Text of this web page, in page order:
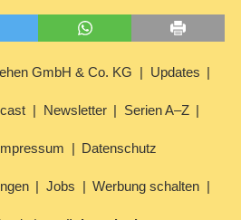
GmbH & Co. KG Updates
Newsletter Serien A–Z
Datenschutz
Jobs Werbung schalten